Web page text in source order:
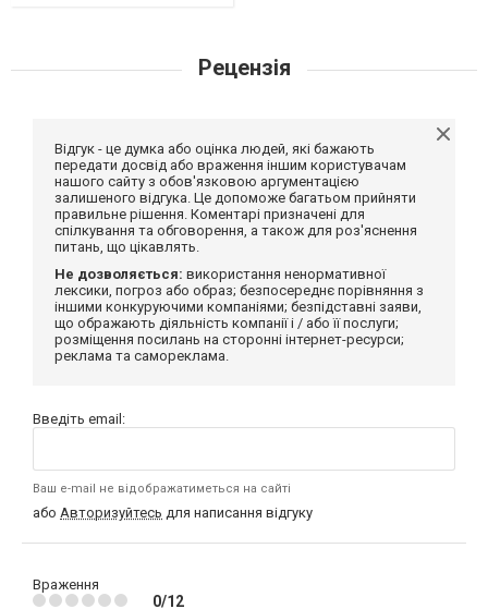
Рецензія
Відгук - це думка або оцінка людей, які бажають
передати досвід або враження іншим користувачам
нашого сайту з обов'язковою аргументацією
залишеного відгука. Це допоможе багатьом прийняти
правильне рішення. Коментарі призначені для
спілкування та обговорення, а також для роз'яснення
питань, що цікавлять.
Не дозволяється: використання ненормативної
лексики, погроз або образ; безпосереднє порівняння з
іншими конкуруючими компаніями; безпідставні заяви,
що ображають діяльність компанії і / або її послуги;
розміщення посилань на сторонні інтернет-ресурси;
реклама та самореклама.
Введіть email:
Ваш e-mail не відображатиметься на сайті
або Авторизуйтесь для написання відгуку
Враження
0/12